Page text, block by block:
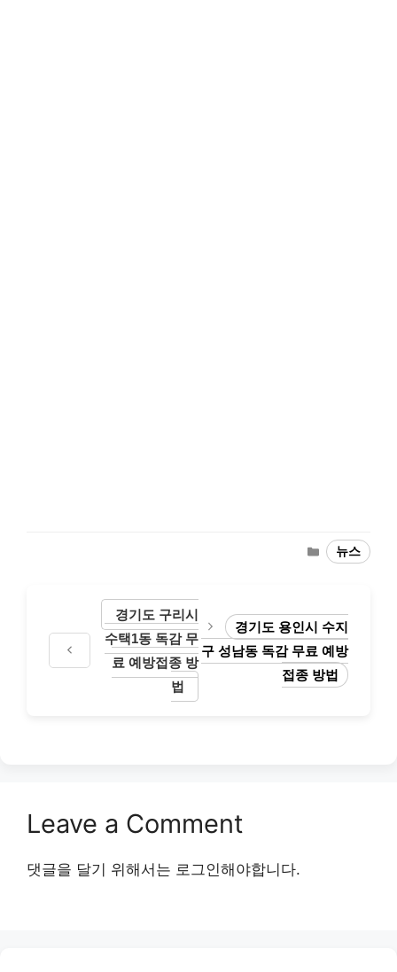
Categories
뉴스
경기도 구리시
수택1동 독감 무
료 예방접종 방
법
경기도 용인시 수지
구 성남동 독감 무료 예방
접종 방법
Leave a Comment
댓글을 달기 위해서는 로그인해야합니다.